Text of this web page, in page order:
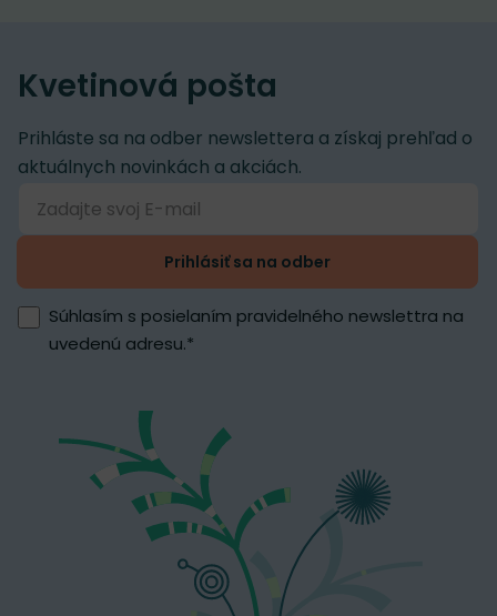
Kvetinová pošta
Prihláste sa na odber newslettera a získaj prehľad o
aktuálnych novinkách a akciách.
Prihlásiť sa na odber
Súhlasím s posielaním pravidelného newslettra na
uvedenú adresu.*